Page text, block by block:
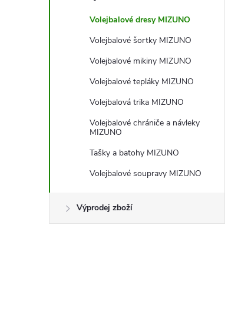
Volejbalové dresy MIZUNO
Volejbalové šortky MIZUNO
Volejbalové mikiny MIZUNO
Volejbalové tepláky MIZUNO
Volejbalová trika MIZUNO
Volejbalové chrániče a návleky
MIZUNO
Tašky a batohy MIZUNO
Volejbalové soupravy MIZUNO
Výprodej zboží